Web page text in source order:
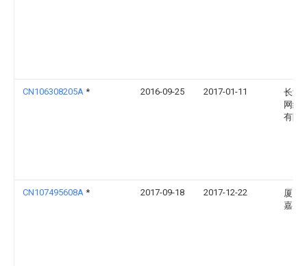
CN106308205A * 2016-09-25 2017-01-11
长沙
网络
有限
CN107495608A * 2017-09-18 2017-12-22
厦门
嘉庚